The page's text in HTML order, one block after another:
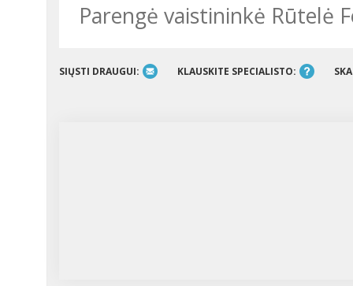
Parengė vaistininkė Rūtelė
SIŲSTI DRAUGUI: KLAUSKITE SPECIALISTO: